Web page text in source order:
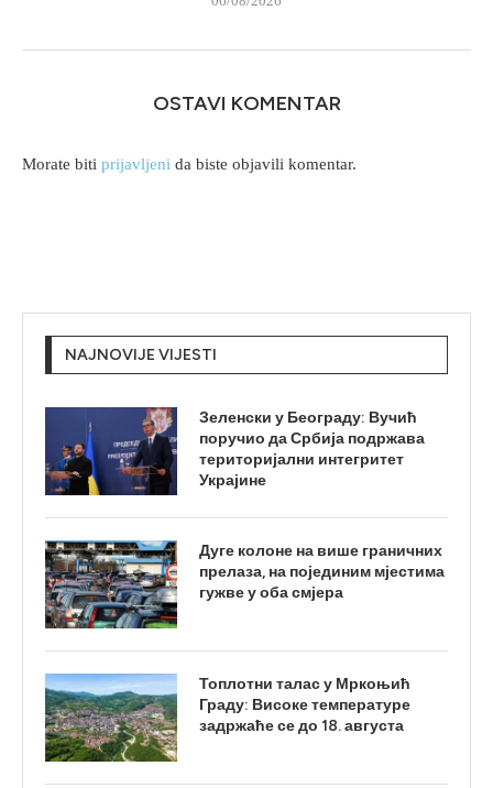
OSTAVI KOMENTAR
Morate biti prijavljeni da biste objavili komentar.
NAJNOVIJE VIJESTI
Зеленски у Београду: Вучић
поручио да Србија подржава
територијални интегритет
Украјине
Дуге колоне на више граничних
прелаза, на појединим мјестима
гужве у оба смјера
Топлотни талас у Мркоњић
Граду: Високе температуре
задржаће се до 18. августа